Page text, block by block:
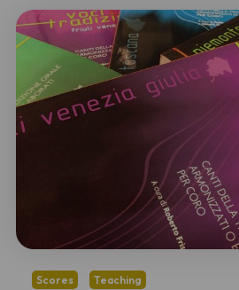
Scores Teaching